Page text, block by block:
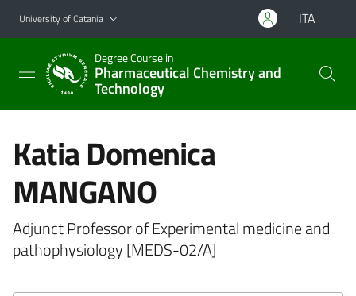
Go to main content
Go to navigation menu
University of Catania ITA
Degree Course in
Pharmaceutical Chemistry and
Technology
Katia Domenica
MANGANO
Adjunct Professor of Experimental medicine and
pathophysiology [MEDS-02/A]